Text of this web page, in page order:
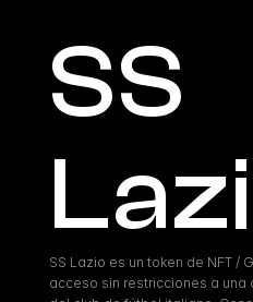
SS
SS Lazio es un token de NFT /
acceso sin restricciones a